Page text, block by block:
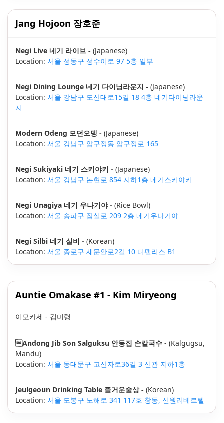
Jang Hojoon 장호준
Negi Live 네기 라이브 - (Japanese)
Location: 서울 성동구 성수이로 97 5층 일부
Negi Dining Lounge 네기 다이닝라운지 - (Japanese)
Location: 서울 강남구 도산대로15길 18 4층 네기다이닝라운
지
Modern Odeng 모던오뎅 - (Japanese)
Location: 서울 강남구 압구정동 압구정로 165
Negi Sukiyaki 네기 스키야키 - (Japanese)
Location: 서울 강남구 논현로 854 지하1층 네기스키야키
Negi Unagiya 네기 우나기야 - (Rice Bowl)
Location: 서울 송파구 잠실로 209 2층 네기우나기야
Negi Silbi 네기 실비 - (Korean)
Location: 서울 종로구 새문안로2길 10 디팰리스 B1
Auntie Omakase #1 - Kim Miryeong
이모카세 - 김미령
Andong Jib Son Salguksu 안동집 손칼국수 - (Kalgugsu,
Mandu)
Location: 서울 동대문구 고산자로36길 3 신관 지하1층
Jeulgeoun Drinking Table 즐거운술상 - (Korean)
Location: 서울 도봉구 노해로 341 117호 창동, 신원리베르텔